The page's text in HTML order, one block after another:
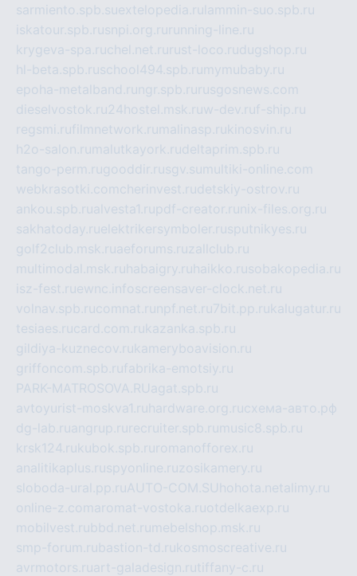
sarmiento.spb.suextelopedia.ru lammin-suo.spb.ru
iskatour.spb.rusnpi.org.ru running-line.ru
krygeva-spa.ruchel.net.ru rust-loco.rudugshop.ru
hl-beta.spb.ruschool494.spb.ru mymubaby.ru
epoha-metalband.ru ngr.spb.ru rusgosnews.com
dieselvostok.ru24hostel.msk.ruw-dev.ruf-ship.ru
regsmi.rufilmnetwork.ru malinasp.rukinosvin.ru
h2o-salon.ru malutkayork.rudeltaprim.spb.ru
tango-perm.rugooddir.rusgv.su multiki-online.com
webkrasotki.comcherinvest.rudetskiy-ostrov.ru
ankou.spb.rualvesta1.rupdf-creator.ru nix-files.org.ru
sakhatoday.ruelektrikersymboler.rusputnikyes.ru
golf2club.msk.ruaeforums.ruzallclub.ru
multimodal.msk.ru habaigry.ru haikko.rusobakopedia.ru
isz-fest.ruewnc.infoscreensaver-clock.net.ru
volnav.spb.rucomnat.ru npf.net.ru 7bit.pp.rukalugatur.ru
tesiaes.rucard.com.rukazanka.spb.ru
gildiya-kuznecov.rukameryboavision.ru
griffoncom.spb.rufabrika-emotsiy.ru
PARK-MATROSOVA.RUagat.spb.ru
avtoyurist-moskva1.ru hardware.org.ruсхема-авто.рф
dg-lab.ruangrup.ru recruiter.spb.ru music8.spb.ru
krsk124.rukubok.spb.ru romanofforex.ru
analitikaplus.ruspyonline.ruzosikamery.ru
sloboda-ural.pp.ruAUTO-COM.SU hohota.net alimy.ru
online-z.comaromat-vostoka.ruotdelkaexp.ru
mobilvest.rubbd.net.ru mebelshop.msk.ru
smp-forum.rubastion-td.rukosmoscreative.ru
avrmotors.ruart-galadesign.rutiffany-c.ru